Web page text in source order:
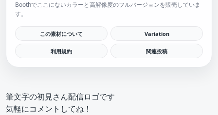
Boothでここにないカラーと高解像度のフルバージョンを販売していま
す。
この素材について Variation
利用規約 関連投稿
筆文字の初見さん配信ロゴです
気軽にコメントしてね！